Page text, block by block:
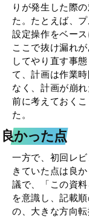
りが発生した際
た。たとえば、
設定操作をベー
ここで抜け漏れ
してやり直す事
て、計画は作業
なく、計画が崩
前に考えておく
た。
良かった点
一方で、初回レ
きていた点は良
議で、「この資
を意識し、記載
の、大きな方向